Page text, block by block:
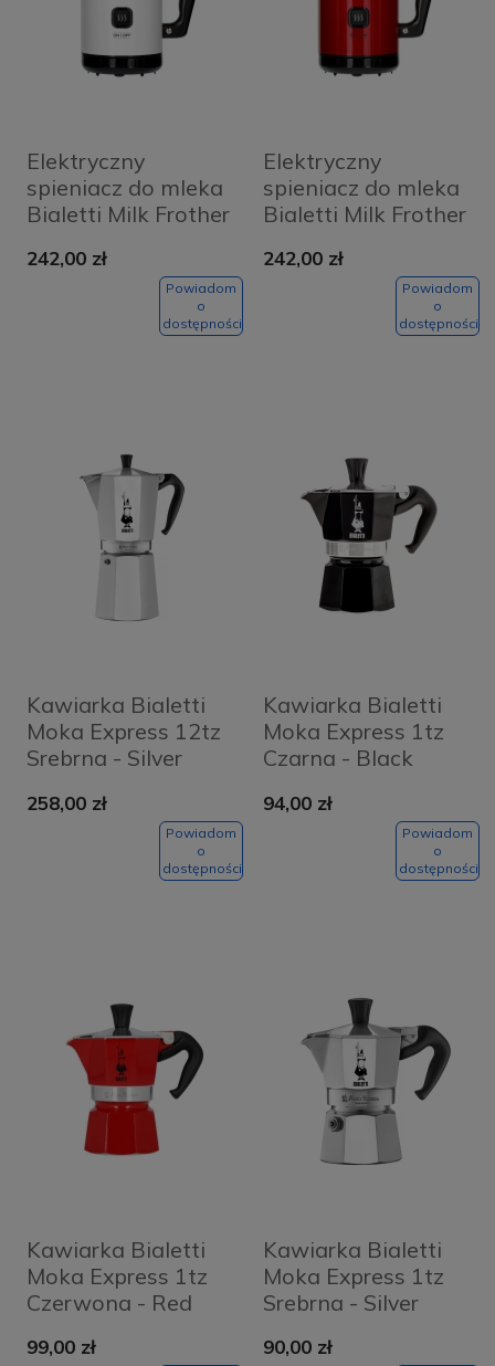
Elektryczny
spieniacz do mleka
Bialetti Milk Frother
White
242,00 zł
Powiadom
o
dostępności
Elektryczny
spieniacz do mleka
Bialetti Milk Frother
Rosso
242,00 zł
Powiadom
o
dostępności
Kawiarka Bialetti
Moka Express 12tz
Srebrna - Silver
258,00 zł
Powiadom
o
dostępności
Kawiarka Bialetti
Moka Express 1tz
Czarna - Black
94,00 zł
Powiadom
o
dostępności
Kawiarka Bialetti
Moka Express 1tz
Czerwona - Red
99,00 zł
Kawiarka Bialetti
Moka Express 1tz
Srebrna - Silver
90,00 zł